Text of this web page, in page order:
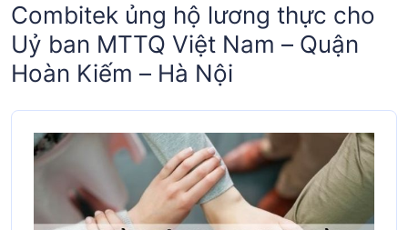
Combitek ủng hộ lương thực cho
Uỷ ban MTTQ Việt Nam – Quận
Hoàn Kiếm – Hà Nội